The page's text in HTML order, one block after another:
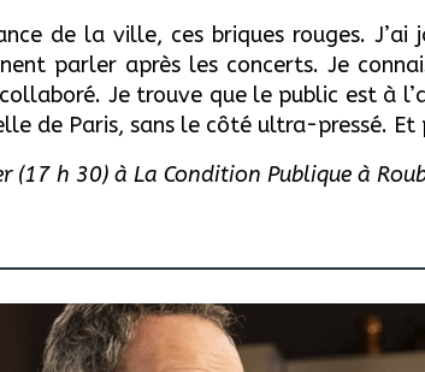
de la ville, ces briques rouges.
parler après les concerts. Je
Je trouve que le public est à
de Paris, sans le côté ultra-pressé.
(17 h 30) à La Condition Publique à